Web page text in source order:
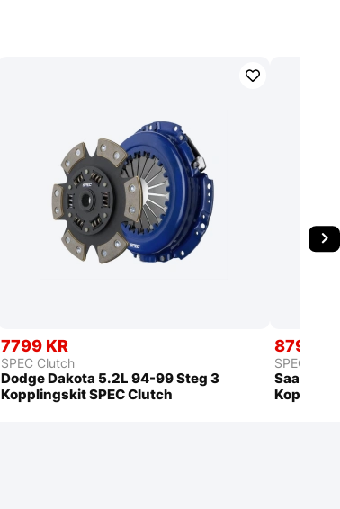
7799 KR
SPEC Clutch
Dodge Dakota 5.2L 94-99 Steg 3
Kopplingskit SPEC Clutch
8799
SPEC
Saab